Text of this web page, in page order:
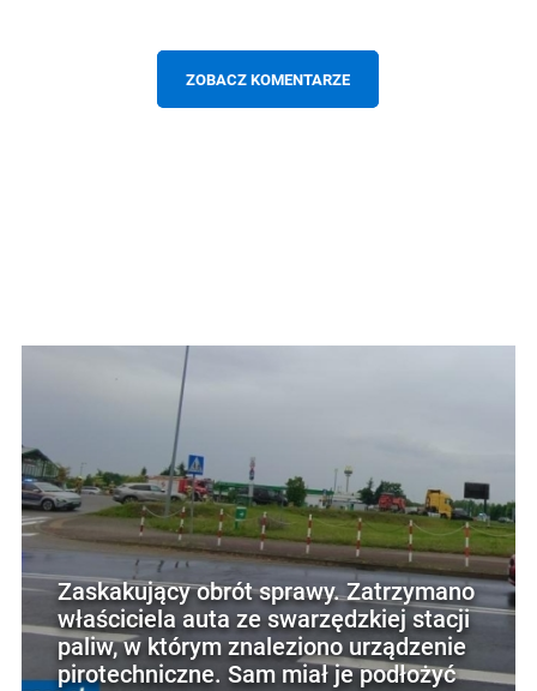
ZOBACZ KOMENTARZE
Zaskakujący obrót sprawy. Zatrzymano
właściciela auta ze swarzędzkiej stacji
paliw, w którym znaleziono urządzenie
pirotechniczne. Sam miał je podłożyć